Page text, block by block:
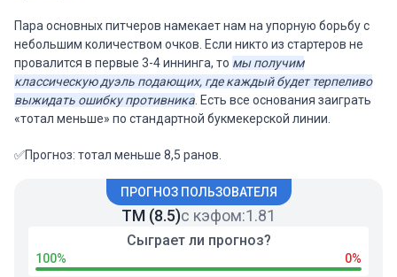
Пара основных питчеров намекает нам на упорную борьбу с
небольшим количеством очков. Если никто из стартеров не
провалится в первые 3-4 иннинга, то мы получим
классическую дуэль подающих, где каждый будет терпеливо
выжидать ошибку противника . Есть все основания заиграть
«тотал меньше» по стандартной букмекерской линии.
✅Прогноз: тотал меньше 8,5 ранов.
ПРОГНОЗ ПОЛЬЗОВАТЕЛЯ
ТМ (8.5)с кэфом:1.81
100%
Сыграет ли прогноз?
0%